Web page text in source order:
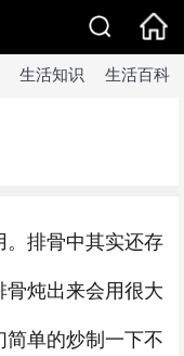
生活知识 生活百科
。排骨中其实还存
炖出来会用很大
简单的炒制一下不